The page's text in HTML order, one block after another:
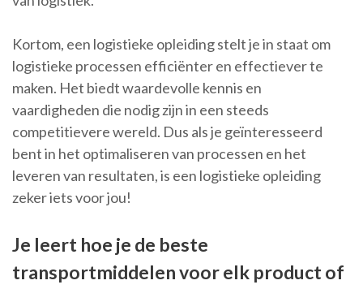
Kortom, een logistieke opleiding stelt je in staat om
logistieke processen efficiënter en effectiever te
maken. Het biedt waardevolle kennis en
vaardigheden die nodig zijn in een steeds
competitievere wereld. Dus als je geïnteresseerd
bent in het optimaliseren van processen en het
leveren van resultaten, is een logistieke opleiding
zeker iets voor jou!
Je leert hoe je de beste
transportmiddelen voor elk product of